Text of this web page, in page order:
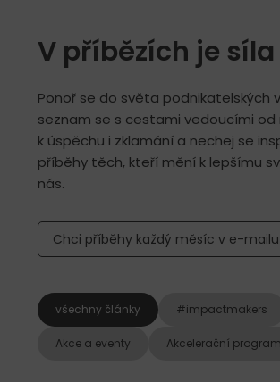
V příbězích je síla
Ponoř se do světa podnikatelských
seznam se s cestami vedoucími od
k úspěchu i zklamání a nechej se
příběhy těch, kteří mění k lepšímu
nás.
Chci příběhy každý měsíc v e-mailu
#impactmakers
Akce a eventy Akcelerační
všechny články